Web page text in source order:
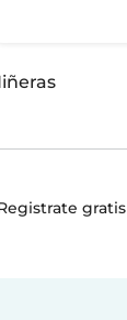
gratis